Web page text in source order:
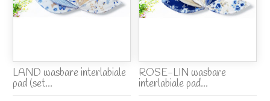
LAND wasbare interlabiale
pad (set...
ROSE-LIN wasbare
interlabiale pad...